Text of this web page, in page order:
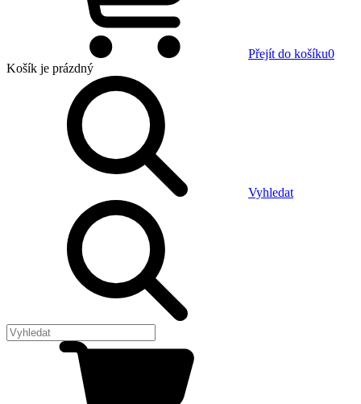
Přejít do košíku0
Košík je prázdný
Vyhledat